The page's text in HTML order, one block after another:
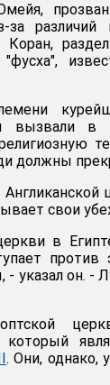
за
Коран,
вызвали в
должны
свои
в
против
указал он. -
церкви
который
. Они, однако,